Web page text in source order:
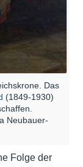
Das
(1849-1930)
Neubauer-
Folge der